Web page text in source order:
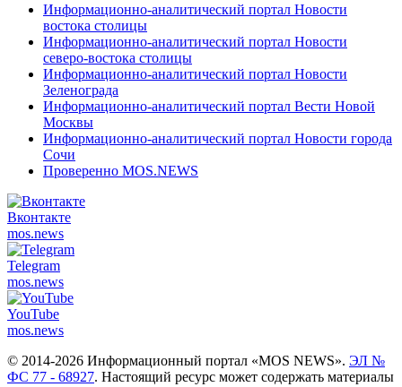
Информационно-аналитический портал Новости
востока столицы
Информационно-аналитический портал Новости
северо-востока столицы
Информационно-аналитический портал Новости
Зеленограда
Информационно-аналитический портал Вести Новой
Москвы
Информационно-аналитический портал Новости города
Сочи
Проверенно MOS.NEWS
Вконтакте
mos.news
Telegram
mos.news
YouTube
mos.news
© 2014-2026 Информационный портал «MOS NEWS». ЭЛ №
ФС 77 - 68927. Настоящий ресурс может содержать материалы